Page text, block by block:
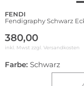
FENDI
Fendigraphy Schwarz
380,00
inkl. Mwst zzgl. Versandkosten
Farbe: Schwarz